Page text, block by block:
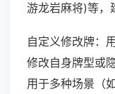
游龙岩麻将)等，
自定义修改牌：
修改自身牌型或
用于多种场景（